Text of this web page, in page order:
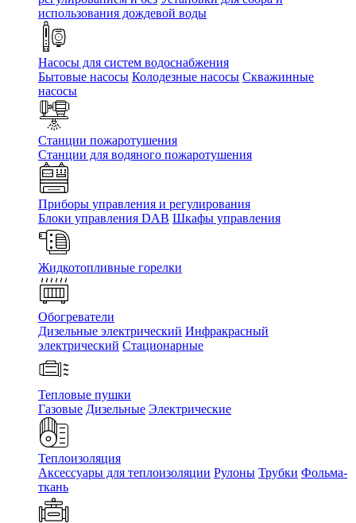
использования дождевой воды
Насосы для систем водоснабжения
Бытовые насосы Колодезные насосы Скважинные
насосы
Станции пожаротушения
Станции для водяного пожаротушения
Приборы управления и регулирования
Блоки управления DAB Шкафы управления
Жидкотопливные горелки
Обогреватели
Дизельные электрический Инфракрасный
электрический Стационарные
Тепловые пушки
Газовые Дизельные Электрические
Теплоизоляция
Аксессуары для теплоизоляции Рулоны Трубки Фольма-
ткань